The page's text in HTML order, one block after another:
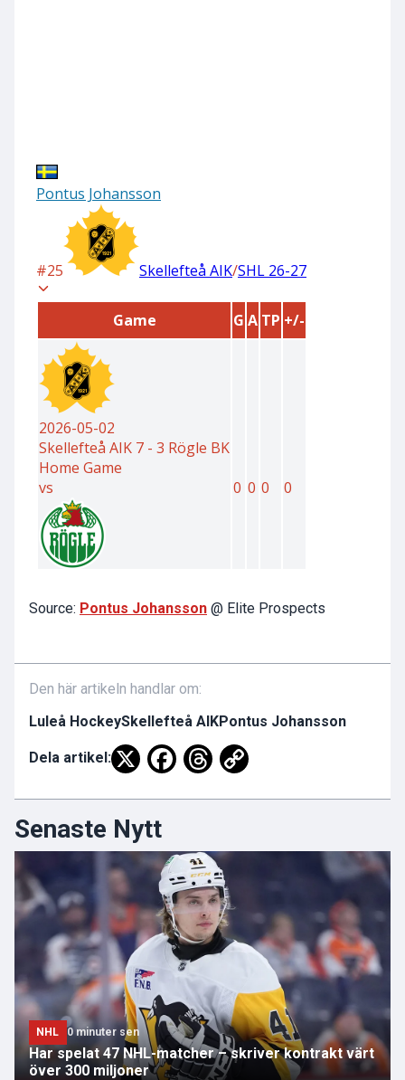
Source: Pontus Johansson @ Elite Prospects
Den här artikeln handlar om:
Luleå HockeySkellefteå AIKPontus Johansson
Dela artikel:
Senaste Nytt
NHL 0 minuter sen
Har spelat 47 NHL-matcher – skriver kontrakt värt
över 300 miljoner